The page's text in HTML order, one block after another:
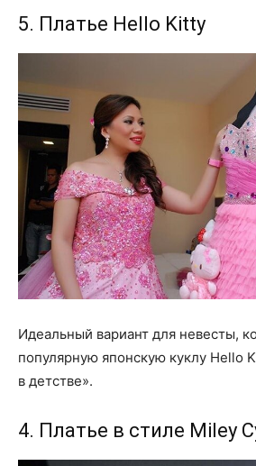
5. Платье Hello Kitty
Идеальный вариант для невесты,
популярную японскую куклу Hello
в детстве».
4. Платье в стиле Miley